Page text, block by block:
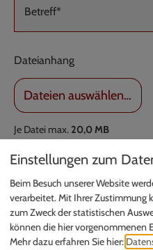
Betreff*
Dateianhang
Dateien auswählen…
Je Datei max. 20,0 MB
Erlaubte Dateierweiterungen:
Nachricht*
Einstellungen zum
Beim Besuch unserer Website
verarbeitet. Mit Ihrer Zustimmung
zum Zweck der statistischen
können die hier vorgenommenen
Mehr dazu erfahren Sie hier: